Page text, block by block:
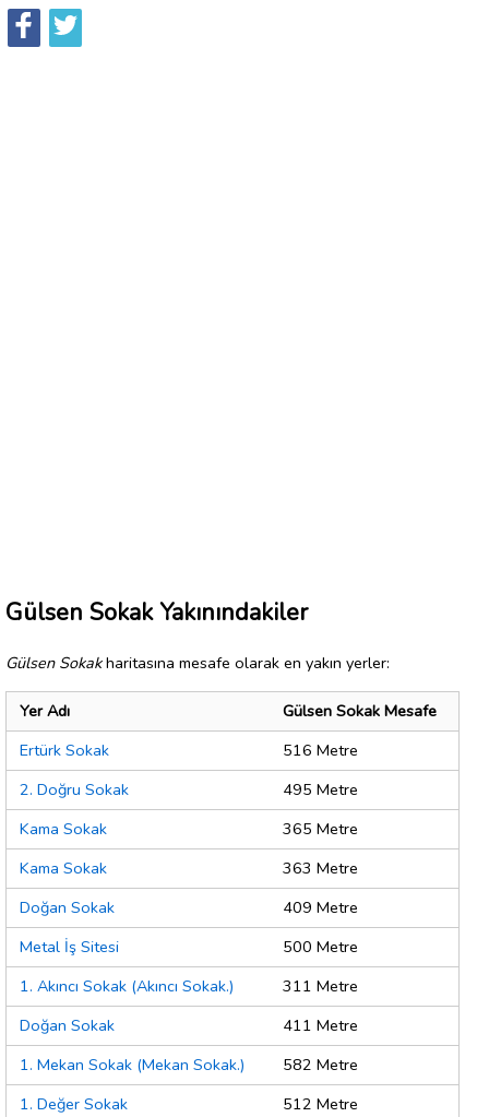
Gülsen Sokak Yakınındakiler
Gülsen Sokakharitasına mesafe olarak en yakın yerler:
Yer Adı
Gülsen Sokak Mesafe
Ertürk Sokak
516 Metre
2. Doğru Sokak
495 Metre
Kama Sokak
365 Metre
Kama Sokak
363 Metre
Doğan Sokak
409 Metre
Metal İş Sitesi
500 Metre
1. Akıncı Sokak (Akıncı Sokak.)
311 Metre
Doğan Sokak
411 Metre
1. Mekan Sokak (Mekan Sokak.)
582 Metre
1. Değer Sokak
512 Metre